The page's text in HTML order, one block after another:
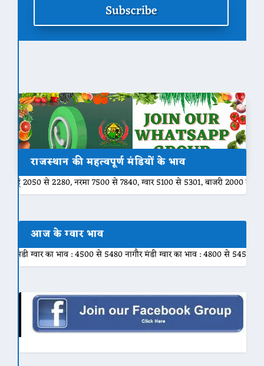
Subscribe
राजस्थान की महत्वपूर्ण मंडियों के भाव
7500 से 7840, ग्वार 5100 से 5301, बाजरी 2000 से 2200, मुंग 6800 से
आज के ग्वार भाव
से 5480 नागौर मंडी ग्वार का भाव : 4800 से 5450 नोखा मंडी ग्वार का